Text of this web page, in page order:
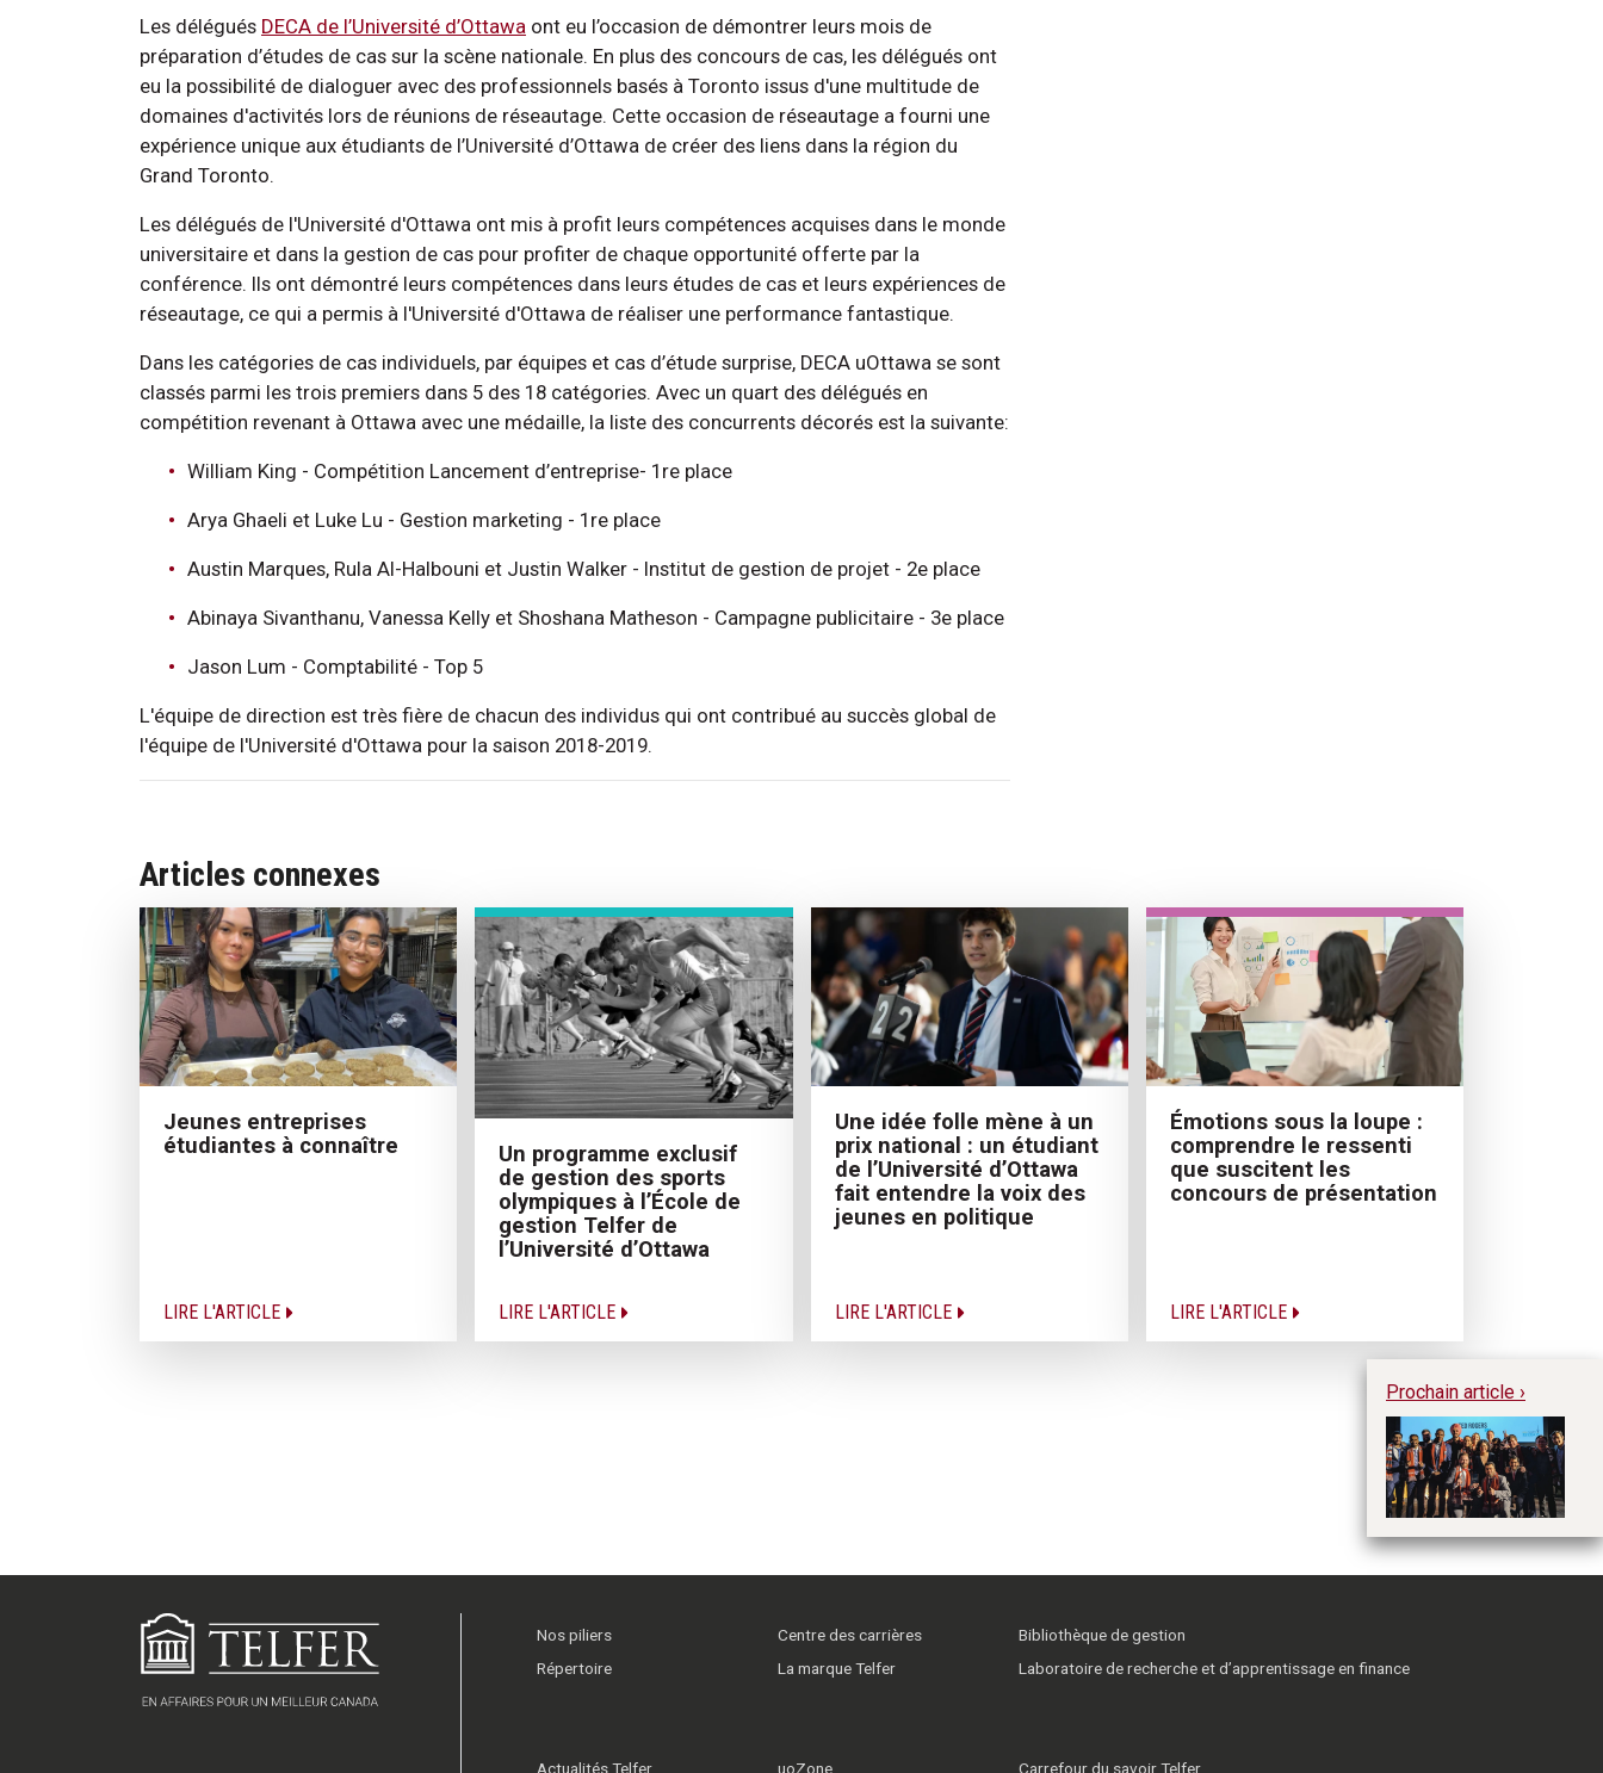
Les délégués DECA de l’Université d’Ottawa ont eu l’occasion de démontrer leurs mois de
préparation d’études de cas sur la scène nationale. En plus des concours de cas, les délégués ont
eu la possibilité de dialoguer avec des professionnels basés à Toronto issus d'une multitude de
domaines d'activités lors de réunions de réseautage. Cette occasion de réseautage a fourni une
expérience unique aux étudiants de l’Université d’Ottawa de créer des liens dans la région du
Grand Toronto.
Les délégués de l'Université d'Ottawa ont mis à profit leurs compétences acquises dans le monde
universitaire et dans la gestion de cas pour profiter de chaque opportunité offerte par la
conférence. Ils ont démontré leurs compétences dans leurs études de cas et leurs expériences de
réseautage, ce qui a permis à l'Université d'Ottawa de réaliser une performance fantastique.
Dans les catégories de cas individuels, par équipes et cas d’étude surprise, DECA uOttawa se sont
classés parmi les trois premiers dans 5 des 18 catégories. Avec un quart des délégués en
compétition revenant à Ottawa avec une médaille, la liste des concurrents décorés est la suivante:
William King - Compétition Lancement d’entreprise- 1re place
Arya Ghaeli et Luke Lu - Gestion marketing - 1re place
Austin Marques, Rula Al-Halbouni et Justin Walker - Institut de gestion de projet - 2e place
Abinaya Sivanthanu, Vanessa Kelly et Shoshana Matheson - Campagne publicitaire - 3e place
Jason Lum - Comptabilité - Top 5
L'équipe de direction est très fière de chacun des individus qui ont contribué au succès global de
l'équipe de l'Université d'Ottawa pour la saison 2018-2019.
Articles connexes
Jeunes entreprises
étudiantes à connaître
LIRE L'ARTICLE
Un programme exclusif
de gestion des sports
olympiques à l’École de
gestion Telfer de
l’Université d’Ottawa
LIRE L'ARTICLE
Une idée folle mène à un
prix national : un étudiant
de l’Université d’Ottawa
fait entendre la voix des
jeunes en politique
LIRE L'ARTICLE
Émotions sous la loupe :
comprendre le ressenti
que suscitent les
concours de présentation
LIRE L'ARTICLE
Prochain article ›
Nos piliers
Répertoire
Centre des carrières
La marque Telfer
Bibliothèque de gestion
Laboratoire de recherche et d’apprentissage en finance
Actualités Telfer uoZone Carrefour du savoir Telfer